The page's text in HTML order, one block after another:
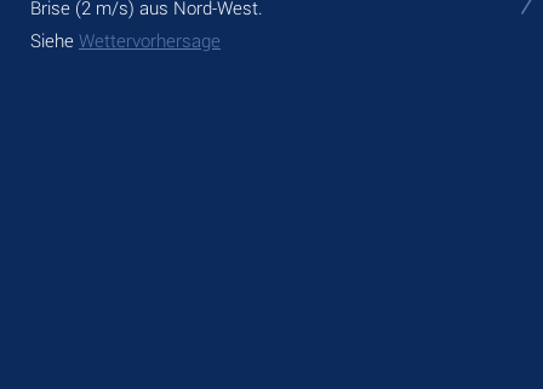
Brise (2 m/s) aus Nord-West.
Siehe Wettervorhersage